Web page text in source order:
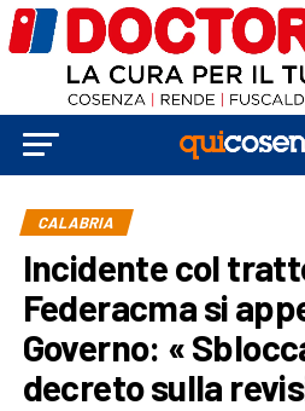
CALABRIA
Incidente col
Federacma si
Governo: «
decreto sulla